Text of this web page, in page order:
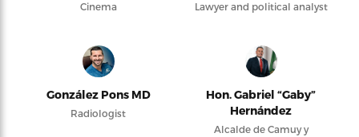
Cinema Lawyer and political analyst
González Pons MD
Radiologist
Hon. Gabriel “Gaby”
Hernández
Alcalde de Camuy y